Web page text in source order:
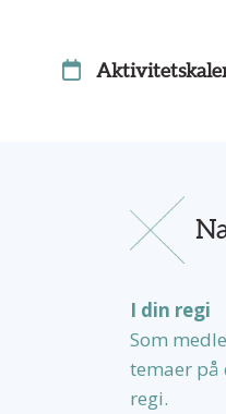
I din regi
Som
temaer på
regi.